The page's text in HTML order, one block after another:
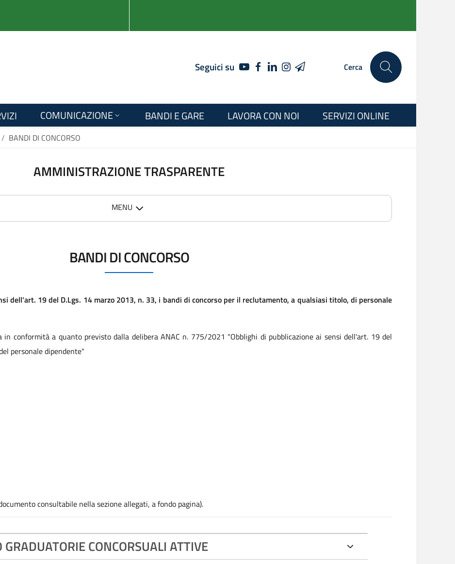
Seguici su YOUTUBEFACEBOOK
LINKEDIN
INSTAGRAM
TELEGRAM Cerca
COMUNICAZIONE BANDI E GARE LAVORA CON NOI SERVIZI ONLINE
/ BANDI DI CONCORSO
AMMINISTRAZIONE TRASPARENTE
MENU
BANDI DI CONCORSO
dell'art. 19 del D.Lgs. 14 marzo 2013, n. 33, i bandi di concorso per il reclutamento, a qualsiasi titolo, di personale
in conformità a quanto previsto dalla delibera ANAC n. 775/2021 "Obblighi di pubblicazione ai sensi dell'art. 19 del
personale dipendente"
consultabile nella sezione allegati, a fondo pagina).
CONCORSUALI ATTIVE